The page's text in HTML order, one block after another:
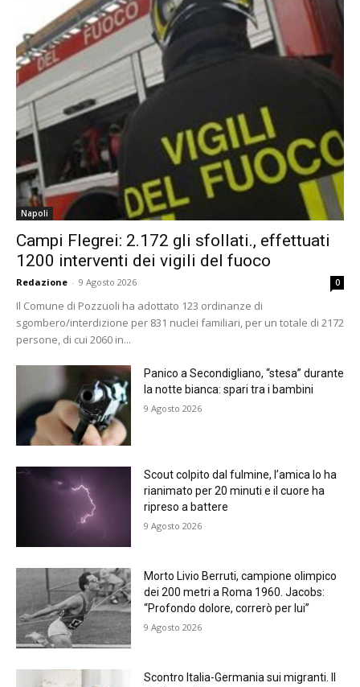
Napoli
Campi Flegrei: 2.172 gli sfollati., effettuati
1200 interventi dei vigili del fuoco
Redazione - 9 Agosto 2026 0
Il Comune di Pozzuoli ha adottato 123 ordinanze di
sgombero/interdizione per 831 nuclei familiari, per un totale di 2172
persone, di cui 2060 in...
Panico a Secondigliano, “stesa” durante
la notte bianca: spari tra i bambini
9 Agosto 2026
Scout colpito dal fulmine, l’amica lo ha
rianimato per 20 minuti e il cuore ha
ripreso a battere
9 Agosto 2026
Morto Livio Berruti, campione olimpico
dei 200 metri a Roma 1960. Jacobs:
“Profondo dolore, correrò per lui”
9 Agosto 2026
Scontro Italia-Germania sui migranti. Il